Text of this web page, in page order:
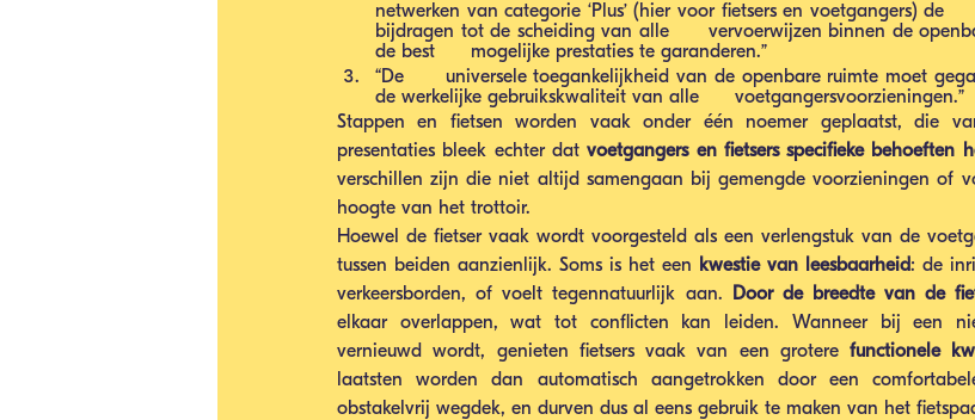
netwerken van categorie ‘Plus’ (hier voor fietsers en voetgangers) de
bijdragen tot de scheiding van alle      vervoerwijzen binnen de
de best      mogelijke prestaties te garanderen.”
“De      universele toegankelijkheid van de openbare ruimte moet
de werkelijke gebruikskwaliteit van alle      voetgangersvoorzieningen.”
Stappen en fietsen worden vaak onder één noemer geplaatst, die
presentaties bleek echter dat voetgangers en fietsers specifieke behoeften
verschillen zijn die niet altijd samengaan bij gemengde voorzieningen of
hoogte van het trottoir.
Hoewel de fietser vaak wordt voorgesteld als een verlengstuk van de
tussen beiden aanzienlijk. Soms is het een kwestie van leesbaarheid: de
verkeersborden, of voelt tegennatuurlijk aan.
Door de breedte van de
elkaar overlappen, wat tot conflicten kan leiden. Wanneer bij een
vernieuwd wordt, genieten fietsers vaak van een grotere functionele
laatsten worden dan automatisch aangetrokken door een
obstakelvrij wegdek, en durven dus al eens gebruik te maken van het